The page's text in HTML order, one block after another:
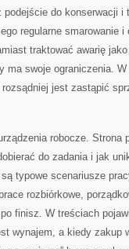
do konserwacji i
regularne smarowanie
traktować awarię
swoje ograniczenia. W
jest zastąpić
robocze. Strona
do zadania i jak
typowe scenariusze
rozbiórkowe,
finisz. W treściach
wynajem, a kiedy zakup